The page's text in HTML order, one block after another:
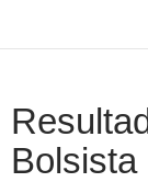
Bolsista